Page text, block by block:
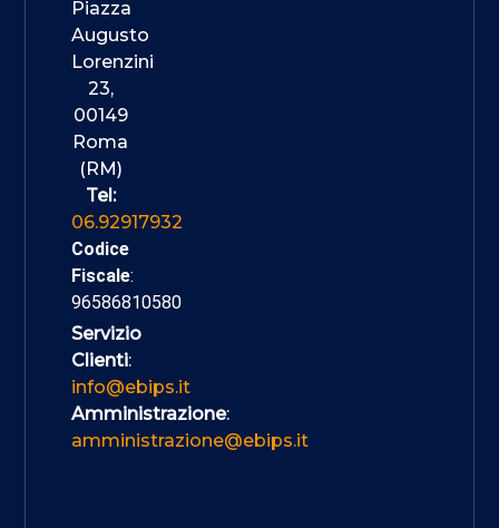
Piazza
Augusto
Lorenzini
23,
00149
Roma
(RM)
Tel:
06.92917932
Codice
Fiscale:
96586810580
Servizio
Clienti:
info@ebips.it
Amministrazione:
amministrazione@ebips.it